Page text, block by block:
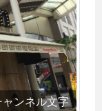
ンネル文字